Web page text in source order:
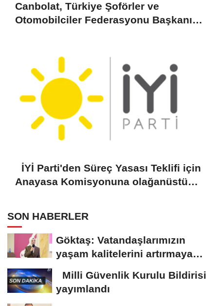
Canbolat, Türkiye Şoförler ve
Otomobilciler Federasyonu Başkanı
İYİ Parti'den Süreç Yasası Teklifi için
Anayasa Komisyonuna olağanüstü
SON HABERLER
Göktaş: Vatandaşlarımızın
yaşam kalitelerini artırmaya
Milli Güvenlik Kurulu Bildirisi
yayımlandı